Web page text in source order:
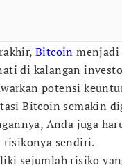
Bitcoin menjadi
di kalangan
potensi
Bitcoin semakin
Anda juga
sendiri.
sejumlah risiko